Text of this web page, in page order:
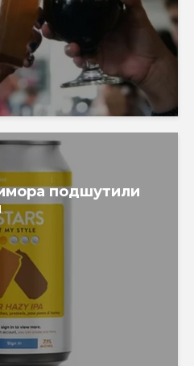
подшутили